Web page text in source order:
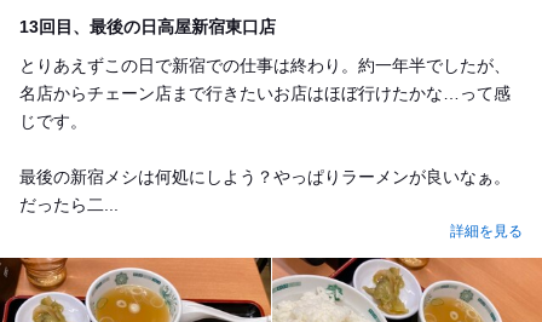
13回目、最後の日高屋新宿東口店
とりあえずこの日で新宿での仕事は終わり。約一年半でしたが、
名店からチェーン店まで行きたいお店はほぼ行けたかな…って感
じです。
最後の新宿メシは何処にしよう？やっぱりラーメンが良いなぁ。
だったら二...
詳細を見る